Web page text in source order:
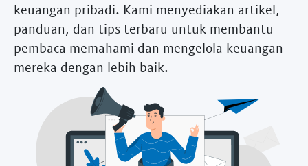
keuangan pribadi. Kami menyediakan artikel,
panduan, dan tips terbaru untuk membantu
pembaca memahami dan mengelola keuangan
mereka dengan lebih baik.